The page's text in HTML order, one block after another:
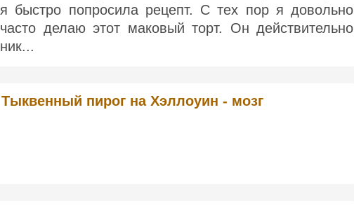
я быстро попросила рецепт. С тех пор я довольно
часто делаю этот маковый торт. Он действительно
ник...
Тыквенный пирог на Хэллоуин - мозг